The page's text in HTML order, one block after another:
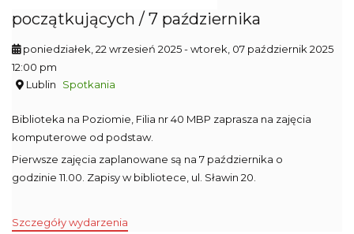
początkujących / 7 października
poniedziałek, 22 wrzesień 2025- wtorek, 07 październik 2025
12:00 pm
Lublin
Spotkania
Biblioteka na Poziomie, Filia nr 40 MBP zaprasza na zajęcia
komputerowe od podstaw.
Pierwsze zajęcia zaplanowane są na 7 października o
godzinie 11.00. Zapisy w bibliotece, ul. Sławin 20.
Szczegóły wydarzenia